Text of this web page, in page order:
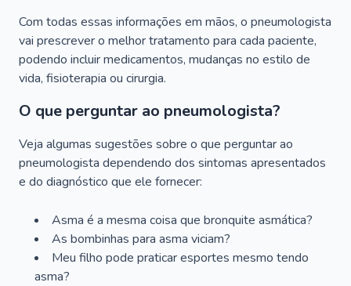
Com todas essas informações em mãos, o pneumologista
vai prescrever o melhor tratamento para cada paciente,
podendo incluir medicamentos, mudanças no estilo de
vida, fisioterapia ou cirurgia.
O que perguntar ao pneumologista?
Veja algumas sugestões sobre o que perguntar ao
pneumologista dependendo dos sintomas apresentados
e do diagnóstico que ele fornecer:
Asma é a mesma coisa que bronquite asmática?
As bombinhas para asma viciam?
Meu filho pode praticar esportes mesmo tendo
asma?